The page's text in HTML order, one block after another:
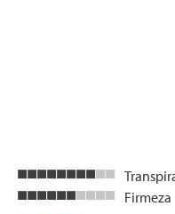
Firmeza